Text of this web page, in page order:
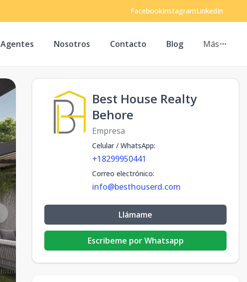
FacebookInstagramLinkedIn
Agentes Nosotros Contacto Blog Más
Best House Realty
Behore
Empresa
Celular / WhatsApp:
+18299950441
Correo electrónico:
info@besthouserd.com
Llámame
Escribeme por Whatsapp